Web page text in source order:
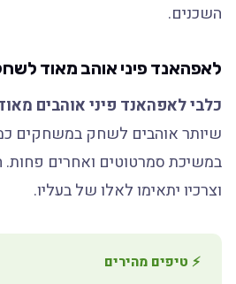
השכנים.
לאפהאנד פיני אוהב מאוד
כלבי לאפהאנד פיני אוהבים
שיותר אוהבים לשחק במשחקים
במשיכת סמרטוטים ואחרים
וצרכיו יתאימו לאלו של בעליו.
⚡ טיפים מהירים